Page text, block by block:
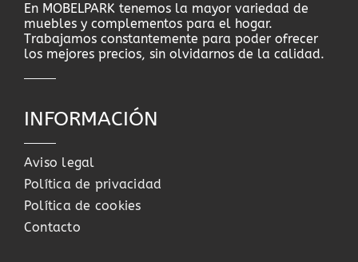
En MOBELPARK tenemos la mayor variedad de
muebles y complementos para el hogar.
Trabajamos constantemente para poder ofrecer
los mejores precios, sin olvidarnos de la calidad.
INFORMACIÓN
Aviso legal
Política de privacidad
Política de cookies
Contacto